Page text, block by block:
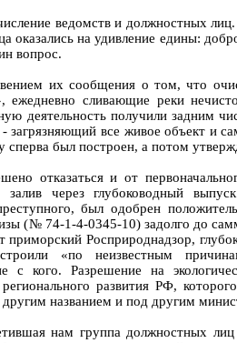
ведомств и должностных
оказались на удивление едины:
вопрос.
их сообщения о том, что
сливающие реки
деятельность получили задним
загрязняющий все живое объект и
сперва был построен, а потом
отказаться и от
залив через глубоководный
был одобрен
(№ 74-1-4-0345-10) задолго до
Росприроднадзор,
«по неизвестным
кого. Разрешение на
развития РФ,
другим названием и под другим
нам группа должностных